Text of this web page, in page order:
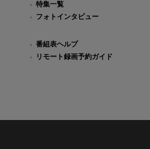
特集一覧
フォトインタビュー
番組表ヘルプ
リモート録画予約ガイド